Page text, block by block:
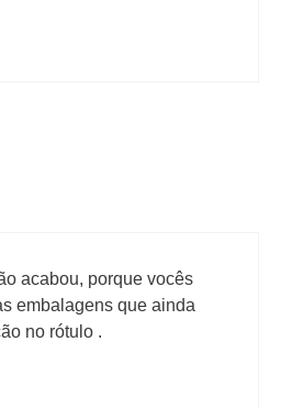
acabou, porque vocês
embalagens que ainda
no rótulo .